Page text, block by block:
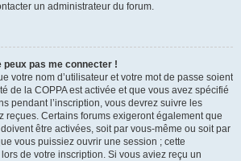
un administrateur du forum.
pas me connecter !
votre nom d’utilisateur et votre mot de passe soient
de la COPPA est activée et que vous avez spécifié
pendant l’inscription, vous devrez suivre les
reçues. Certains forums exigeront également que
être activées, soit par vous-même ou soit par
vous puissiez ouvrir une session ; cette
de votre inscription. Si vous aviez reçu un